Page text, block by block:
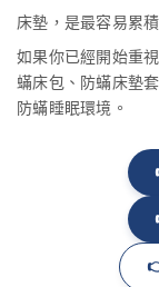
床墊，是最容易累
如果你已經開始重
蟎床包、防蟎床墊
防蟎睡眠環境。